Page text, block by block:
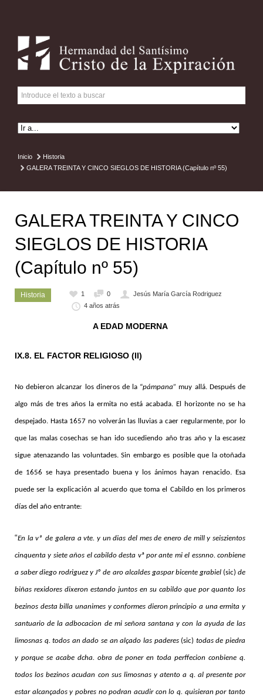
Inicio
Historia
GALERA TREINTA Y CINCO SIEGLOS DE HISTORIA (Capítulo nº 55)
GALERA TREINTA Y CINCO
SIEGLOS DE HISTORIA
(Capítulo nº 55)
Historia 1 0
Jesús María García Rodriguez
4 años atrás
A EDAD MODERNA
IX.8. EL FACTOR RELIGIOSO (II)
No debieron alcanzar los dineros de la “pámpana” muy allá. Después de
algo más de tres años la ermita no está acabada. El horizonte no se ha
despejado. Hasta 1657 no volverán las lluvias a caer regularmente, por lo
que las malas cosechas se han ido sucediendo año tras año y la escasez
sigue atenazando las voluntades. Sin embargo es posible que la otoñada
de 1656 se haya presentado buena y los ánimos hayan renacido. Esa
puede ser la explicación al acuerdo que toma el Cabildo en los primeros
días del año entrante:
“En la vª de galera a vte. y un dias del mes de enero de mill y seiszientos
cinquenta y siete años el cabildo desta vªpor ante mi el essnno. conbiene
a saber diego rodriguez y Jº de aro alcaldes gaspar bicente grabiel (sic)de
biñas rexidores dixeron estando juntos en su cabildo que por quanto los
bezinos desta billa unanimes y conformes dieron principio a una ermita y
santuario de la adbocacion de mi señora santana y con la ayuda de las
limosnas q. todos an dado se an alçado las paderes (sic) todas de piedra
y porque se acabe dcha. obra de poner en toda perffecion conbiene q.
todos los bezinos acudan con sus limosnas y atento a q. al presente por
estar alcançados y pobres no podran acudir con lo q. quisieran por tanto